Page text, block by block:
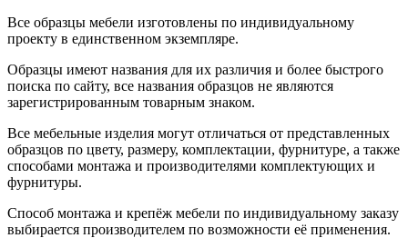
Все образцы мебели изготовлены по индивидуальному
проекту в единственном экземпляре.
Образцы имеют названия для их различия и более быстрого
поиска по сайту, все названия образцов не являются
зарегистрированным товарным знаком.
Все мебельные изделия могут отличаться от представленных
образцов по цвету, размеру, комплектации, фурнитуре, а также
способами монтажа и производителями комплектующих и
фурнитуры.
Способ монтажа и крепёж мебели по индивидуальному заказу
выбирается производителем по возможности её применения.